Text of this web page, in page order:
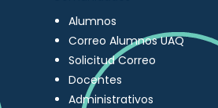
Alumnos
Correo Alumnos UAQ
Solicitud Correo
Docentes
Administrativos